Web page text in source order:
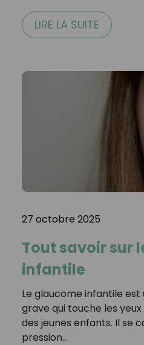
LIRE LA SUITE
27 octobre 2025
Tout savoir sur
infantile
Le glaucome infantile
grave qui touche les
des jeunes enfants. Il se
pression…